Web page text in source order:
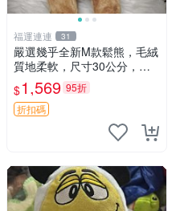
福運連連 31
嚴選幾乎全新M款鬆熊，毛絨
質地柔軟，尺寸30公分，做
工精緻可愛，適合收藏或贈送
親友。中古使用痕跡，手感依
然優良。 鬆熊 嬰熊 毛玩偶
$1,569 95折
折扣碼